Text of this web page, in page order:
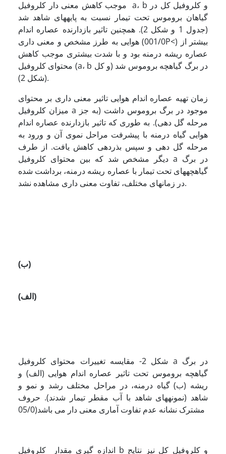
موجب کاهش معنی دار کلروفیل a، b و کلروفیل کل در
گیاهان بروموس تحت تیمار نسبت به پایه­های شاهد شد
(جدول 1 و شکل 2). همچنین تاثیر بازدارنده عصاره اندام
هوایی به طرز مشخص و معنی داری (001/0P<) بیشتر از
عصاره ریشه درمنه بود و با شدت بیشتری موجب کاهش
محتوای کلروفیل (a، b و کل) در برگ گیاهچه بروموس شد
(شکل 2).
زمان تهیه عصاره اندام هوایی تاثیر معنی داری بر محتوای
میزان کلروفیل a موجود در برگ بروموس داشت (به جز
مرحله گل دهی). به طوری که تاثیر بازدارنده عصاره اندام
هوایی گیاه درمنه با پیشرفت مراحل نموی آن و ورود به
مرحله گل دهی و سپس بذردهی کاهش یافت. از طرف
دیگر مشخص شد که بین محتوای کلروفیل a در برگ
گیاهچه­های تحت تیمار با عصاره ریشه درمنه، برداشت شده
در زمان­های مختلف، تفاوت معنی داری مشاهده نشد.
(ب)
(الف)
شکل 2- مقایسه تغییرات محتوای کلروفیل a در برگ
گیاهچه بروموس تحت تاثیر عصاره اندام هوایی (الف) و
ریشه (ب) گیاه درمنه، در مراحل مختلف رشد و نمو و
شاهد (نمونه­های شاهد با آب مقطر تیمار شدند). حروف
مشترک نشانه عدم تفاوت آماری معنی دار می باشد(05/0
اندازه گیری مقدار کلروفیل b و کلروفیل کل نیز نتایج